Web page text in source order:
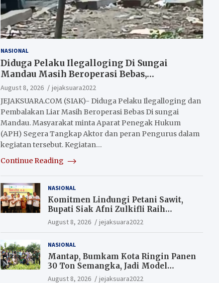
NASIONAL
Diduga Pelaku Ilegalloging Di Sungai
Mandau Masih Beroperasi Bebas,
Masyarakat Minta Aparat Penegak Hukum
Segera Tangkap Aktor Dan Pengurus.
August 8, 2026
jejaksuara2022
JEJAKSUARA.COM (SIAK)- Diduga Pelaku Ilegalloging dan
Pembalakan Liar Masih Beroperasi Bebas Di sungai
Mandau. Masyarakat minta Aparat Penegak Hukum
(APH) Segera Tangkap Aktor dan peran Pengurus dalam
kegiatan tersebut. Kegiatan…
Continue Reading
NASIONAL
Komitmen Lindungi Petani Sawit,
Bupati Siak Afni Zulkifli Raih
Penghargaan SIEXPO 2026
August 8, 2026 jejaksuara2022
NASIONAL
Mantap, Bumkam Kota Ringin Panen
30 Ton Semangka, Jadi Model
Ketahanan Pangan Siak.
August 8, 2026 jejaksuara2022